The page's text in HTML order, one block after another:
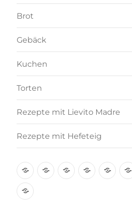
Brot
Gebäck
Kuchen
Torten
Rezepte mit Lievito Madre
Rezepte mit Hefeteig
Über Rezept-Kooperation
Brötchen
Brot
Rezepte